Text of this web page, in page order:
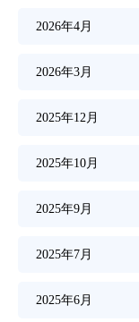
2026年4月
2026年3月
2025年12月
2025年10月
2025年9月
2025年7月
2025年6月